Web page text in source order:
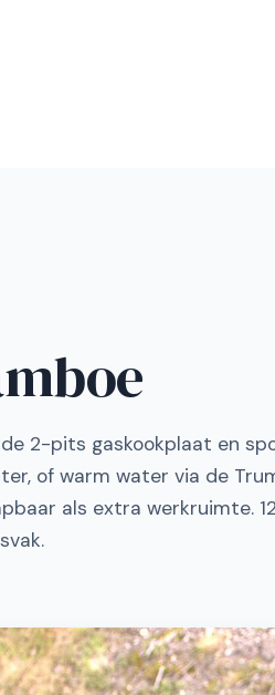
2-pits gaskookplaat en
of warm water via de
als extra werkruimte.